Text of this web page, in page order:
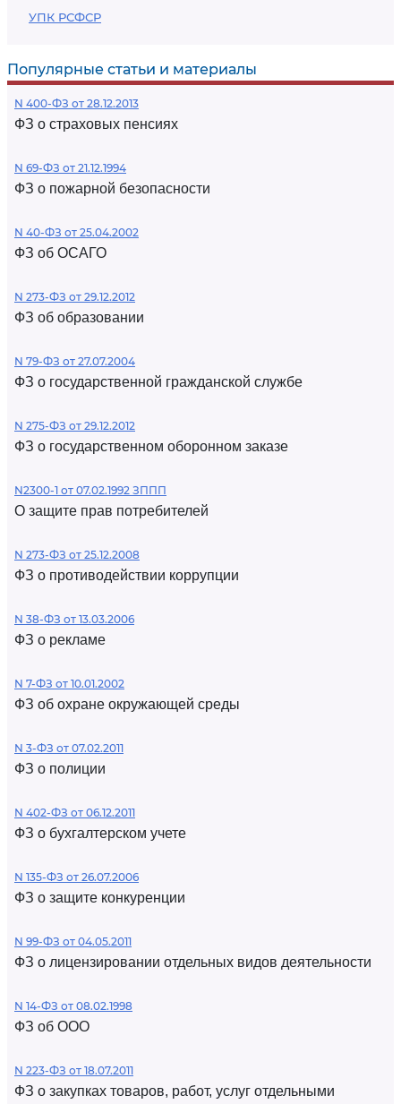
УПК РСФСР
Популярные статьи и материалы
N 400-ФЗ от 28.12.2013
ФЗ о страховых пенсиях
N 69-ФЗ от 21.12.1994
ФЗ о пожарной безопасности
N 40-ФЗ от 25.04.2002
ФЗ об ОСАГО
N 273-ФЗ от 29.12.2012
ФЗ об образовании
N 79-ФЗ от 27.07.2004
ФЗ о государственной гражданской службе
N 275-ФЗ от 29.12.2012
ФЗ о государственном оборонном заказе
N2300-1 от 07.02.1992 ЗППП
О защите прав потребителей
N 273-ФЗ от 25.12.2008
ФЗ о противодействии коррупции
N 38-ФЗ от 13.03.2006
ФЗ о рекламе
N 7-ФЗ от 10.01.2002
ФЗ об охране окружающей среды
N 3-ФЗ от 07.02.2011
ФЗ о полиции
N 402-ФЗ от 06.12.2011
ФЗ о бухгалтерском учете
N 135-ФЗ от 26.07.2006
ФЗ о защите конкуренции
N 99-ФЗ от 04.05.2011
ФЗ о лицензировании отдельных видов деятельности
N 14-ФЗ от 08.02.1998
ФЗ об ООО
N 223-ФЗ от 18.07.2011
ФЗ о закупках товаров, работ, услуг отдельными